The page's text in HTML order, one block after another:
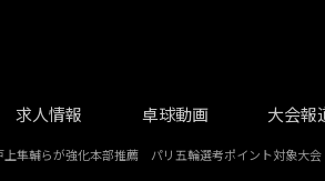
求人情報 卓球動画 大会報
上隼輔らが強化本部推薦 パリ五輪選考ポイント対象大